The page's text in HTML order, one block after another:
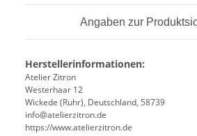
Angaben zur
Herstellerinformationen:
Atelier Zitron
Westerhaar 12
Wickede (Ruhr), Deutschland, 58739
info@atelierzitron.de
https://www.atelierzitron.de